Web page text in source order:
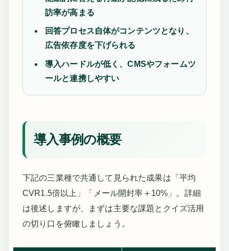
訪率が高まる
回答プロセス自体がコンテンツとなり、
広告依存度を下げられる
導入ハードルが低く、CMSやフォームツ
ールと連携しやすい
導入事例の概要
下記の三業種で共通して見られた成果は「平均
CVR1.5倍以上」「メール開封率＋10%」。詳細
は後述しますが、まずは主要な課題とクイズ活用
の切り口を俯瞰しましょう。